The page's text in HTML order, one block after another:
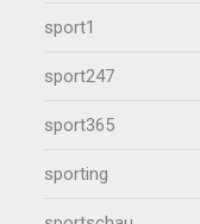
sport1
sport247
sport365
sporting